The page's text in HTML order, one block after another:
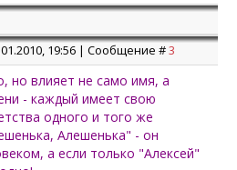
19:56 | Сообщение #3
но влияет не само имя, а
- каждый имеет свою
одного и того же
Алешенька" - он
а если только "Алексей"